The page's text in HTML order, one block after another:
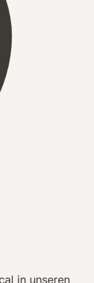
in unseren